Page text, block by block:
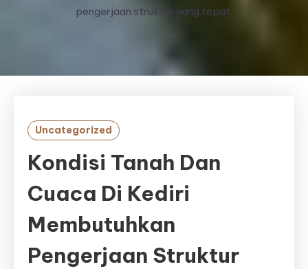
pengerjaan struktur yang tepat.
Uncategorized
Kondisi Tanah Dan
Cuaca Di Kediri
Membutuhkan
Pengerjaan Struktur